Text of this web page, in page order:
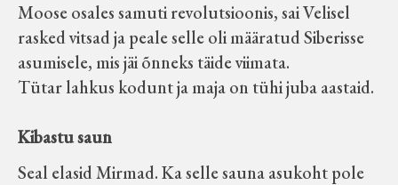
Moose osales samuti revolutsioonis, sai Velisel
rasked vitsad ja peale selle oli määratud Siberisse
asumisele, mis jäi õnneks täide viimata.
Tütar lahkus kodunt ja maja on tühi juba aastaid.
Kibastu saun
Seal elasid Mirmad. Ka selle sauna asukoht pole